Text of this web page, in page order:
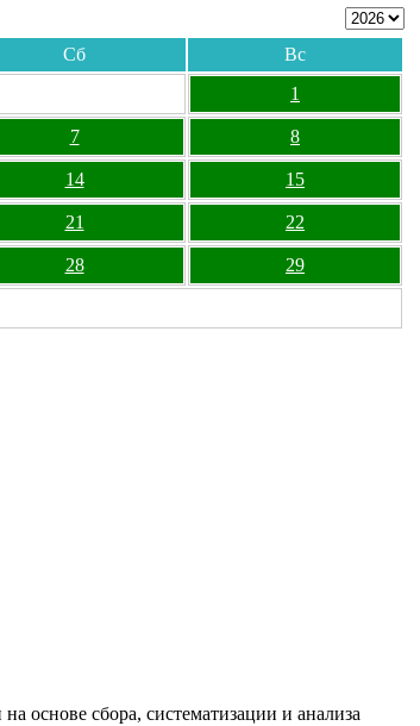
Сб
Вс
1
7 8
14 15
21 22
28 29
основе сбора, систематизации и анализа